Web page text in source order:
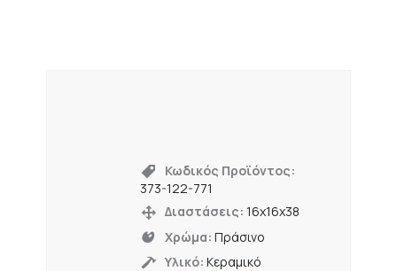
Κωδικός Προϊόντος:
373-122-771
Διαστάσεις: 16x16x38
Χρώμα: Πράσινο
Υλικό: Κεραμικό